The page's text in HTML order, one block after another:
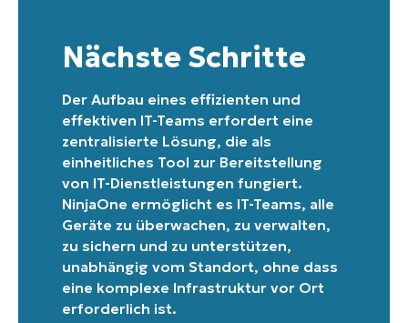
Nächste Schritte
Der Aufbau eines effizienten und
effektiven IT-Teams erfordert eine
zentralisierte Lösung, die als
einheitliches Tool zur Bereitstellung
von IT-Dienstleistungen fungiert.
NinjaOne ermöglicht es IT-Teams, alle
Geräte zu überwachen, zu verwalten,
zu sichern und zu unterstützen,
unabhängig vom Standort, ohne dass
eine komplexe Infrastruktur vor Ort
erforderlich ist.